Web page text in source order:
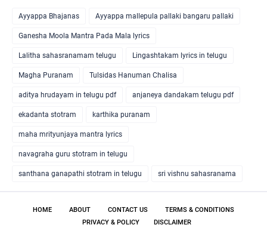
Ayyappa Bhajanas Ayyappa mallepula pallaki bangaru pallaki
Ganesha Moola Mantra Pada Mala lyrics
Lalitha sahasranamam telugu Lingashtakam lyrics in telugu
Magha Puranam Tulsidas Hanuman Chalisa
aditya hrudayam in telugu pdf anjaneya dandakam telugu pdf
ekadanta stotram karthika puranam
maha mrityunjaya mantra lyrics
navagraha guru stotram in telugu
santhana ganapathi stotram in telugu sri vishnu sahasranama
HOME ABOUT CONTACT US
TERMS & CONDITIONS
PRIVACY & POLICY
DISCLAIMER